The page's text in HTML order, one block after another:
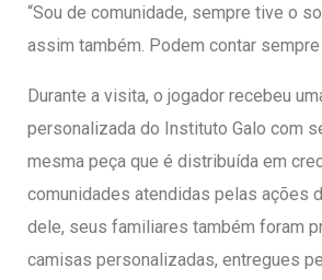
“Sou de comunidade, sempre tive o
assim também. Podem contar sempre
Durante a visita, o jogador recebeu
personalizada do Instituto Galo com
mesma peça que é distribuída em
comunidades atendidas pelas ações
dele, seus familiares também foram
camisas personalizadas, entregues